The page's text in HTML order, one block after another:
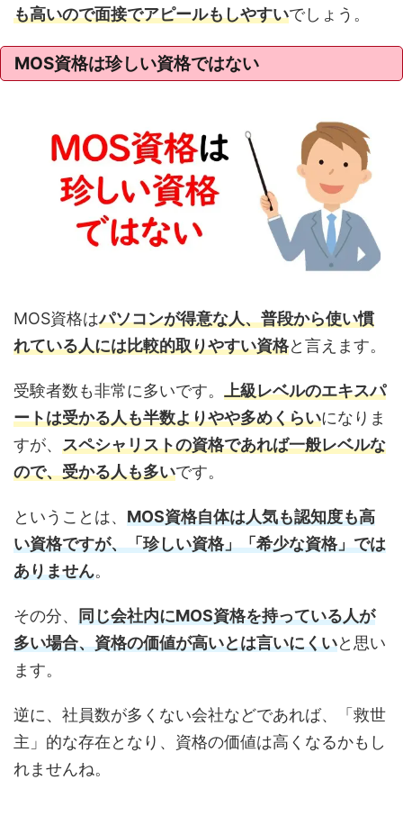
も高いので面接でアピールもしやすいでしょう。
MOS資格は珍しい資格ではない
MOS資格はパソコンが得意な人、普段から使い慣
れている人には比較的取りやすい資格と言えます。
受験者数も非常に多いです。 上級レベルのエキスパ
ートは受かる人も半数よりやや多めくらいになりま
すが、 スペシャリストの資格であれば一般レベルな
ので、受かる人も多いです。
ということは、 MOS資格自体は人気も認知度も高
い資格ですが、「珍しい資格」「希少な資格」では
ありません。
その分、 同じ会社内にMOS資格を持っている人が
多い場合、資格の価値が高いとは言いにくいと思い
ます。
逆に、社員数が多くない会社などであれば、「救世
主」的な存在となり、資格の価値は高くなるかもし
れませんね。